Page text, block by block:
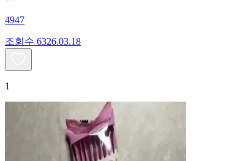
4947
조회수 6326.03.18
1